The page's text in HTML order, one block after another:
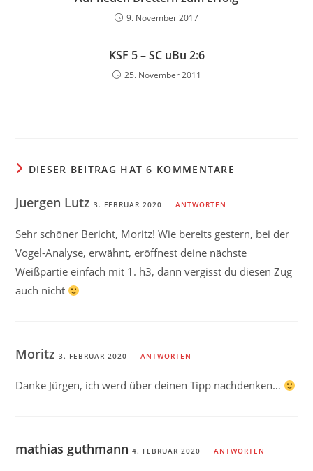
9. November 2017
KSF 5 – SC uBu 2:6
25. November 2011
DIESER BEITRAG HAT 6 KOMMENTARE
Juergen Lutz3. FEBRUAR 2020 ANTWORTEN
Sehr schöner Bericht, Moritz! Wie bereits gestern, bei der
Vogel-Analyse, erwähnt, eröffnest deine nächste
Weißpartie einfach mit 1. h3, dann vergisst du diesen Zug
auch nicht
Moritz3. FEBRUAR 2020 ANTWORTEN
Danke Jürgen, ich werd über deinen Tipp nachdenken…
mathias guthmann 4. FEBRUAR 2020 ANTWORTEN